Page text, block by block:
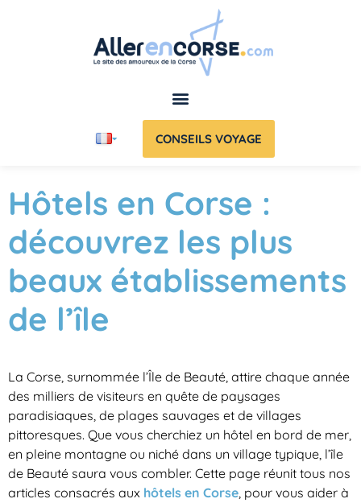
CONSEILS VOYAGE
Hôtels en Corse :
découvrez les plus
beaux établissements
de l’île
La Corse, surnommée l’Île de Beauté, attire chaque année
des milliers de visiteurs en quête de paysages
paradisiaques, de plages sauvages et de villages
pittoresques. Que vous cherchiez un hôtel en bord de mer,
en pleine montagne ou niché dans un village typique, l’île
de Beauté saura vous combler. Cette page réunit tous nos
articles consacrés aux hôtels en Corse, pour vous aider à